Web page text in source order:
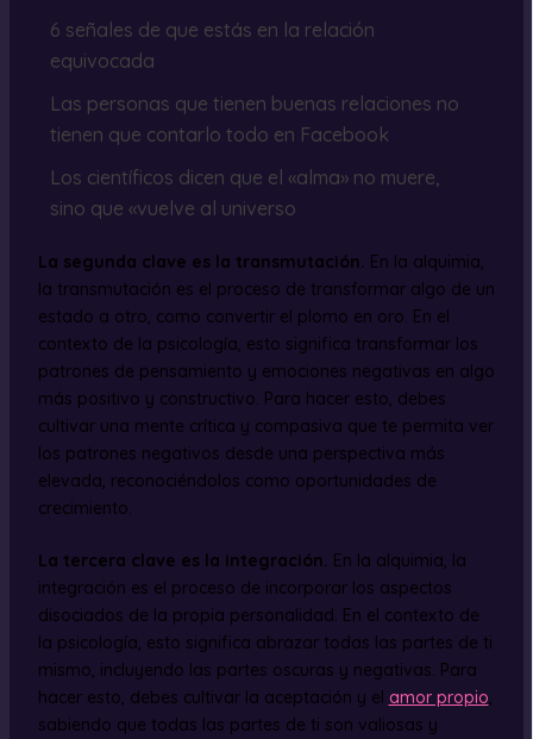
6 señales de que estás en la relación
equivocada
Las personas que tienen buenas relaciones no
tienen que contarlo todo en Facebook
Los científicos dicen que el «alma» no muere,
sino que «vuelve al universo
La segunda clave es la transmutación. En la alquimia,
la transmutación es el proceso de transformar algo de un
estado a otro, como convertir el plomo en oro. En el
contexto de la psicología, esto significa transformar los
patrones de pensamiento y emociones negativas en algo
más positivo y constructivo. Para hacer esto, debes
cultivar una mente crítica y compasiva que te permita ver
los patrones negativos desde una perspectiva más
elevada, reconociéndolos como oportunidades de
crecimiento.
La tercera clave es la integración. En la alquimia, la
integración es el proceso de incorporar los aspectos
disociados de la propia personalidad. En el contexto de
la psicología, esto significa abrazar todas las partes de ti
mismo, incluyendo las partes oscuras y negativas. Para
hacer esto, debes cultivar la aceptación y el amor propio
sabiendo que todas las partes de ti son valiosas y